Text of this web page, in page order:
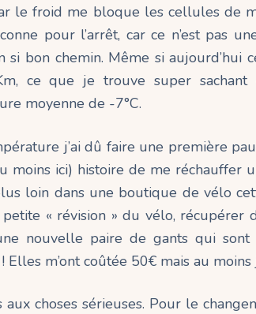
le froid me bloque les cellules de
pour l’arrêt, car ce n’est pas
si bon chemin. Même si aujourd’hui
ce que je trouve super
moyenne de -7°C.
j’ai dû faire une première
moins ici) histoire de me réchauffer
loin dans une boutique de vélo
« révision » du vélo, récupérer
nouvelle paire de gants qui
Elles m’ont coûtée 50€ mais au moins
aux choses sérieuses. Pour le